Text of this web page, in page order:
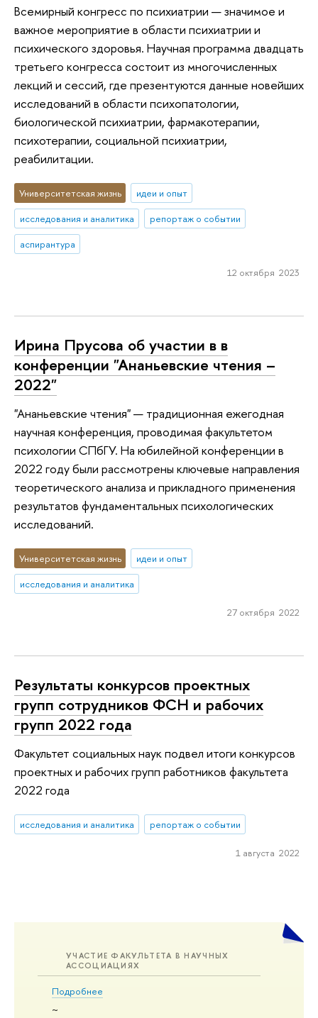
УЧАСТИЕ ФАКУЛЬТЕТА В НАУЧНЫХ
АССОЦИАЦИЯХ
Подробнее
~
Всемирный конгресс по психиатрии — значимое и
важное мероприятие в области психиатрии и
психического здоровья. Научная программа двадцать
третьего конгресса состоит из многочисленных
лекций и сессий, где презентуются данные новейших
исследований в области психопатологии,
биологической психиатрии, фармакотерапии,
психотерапии, социальной психиатрии,
реабилитации.
Университетская жизнь
идеи и опыт
исследования и аналитика
репортаж о событии
аспирантура
12 октября 2023
Ирина Прусова об участии в в
конференции "Ананьевские чтения –
2022"
"Ананьевские чтения" — традиционная ежегодная
научная конференция, проводимая факультетом
психологии СПбГУ. На юбилейной конференции в
2022 году были рассмотрены ключевые направления
теоретического анализа и прикладного применения
результатов фундаментальных психологических
исследований.
Университетская жизнь
идеи и опыт
исследования и аналитика
27 октября 2022
Результаты конкурсов проектных
групп сотрудников ФСН и рабочих
групп 2022 года
Факультет социальных наук подвел итоги конкурсов
проектных и рабочих групп работников факультета
2022 года
исследования и аналитика репортаж о событии
1 августа 2022